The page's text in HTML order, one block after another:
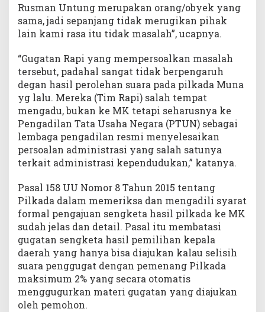
Rusman Untung merupakan orang/obyek yang
sama, jadi sepanjang tidak merugikan pihak
lain kami rasa itu tidak masalah”, ucapnya.
“Gugatan Rapi yang mempersoalkan masalah
tersebut, padahal sangat tidak berpengaruh
degan hasil perolehan suara pada pilkada Muna
yg lalu. Mereka (Tim Rapi) salah tempat
mengadu, bukan ke MK tetapi seharusnya ke
Pengadilan Tata Usaha Negara (PTUN) sebagai
lembaga pengadilan resmi menyelesaikan
persoalan administrasi yang salah satunya
terkait administrasi kependudukan,” katanya.
Pasal 158 UU Nomor 8 Tahun 2015 tentang
Pilkada dalam memeriksa dan mengadili syarat
formal pengajuan sengketa hasil pilkada ke MK
sudah jelas dan detail. Pasal itu membatasi
gugatan sengketa hasil pemilihan kepala
daerah yang hanya bisa diajukan kalau selisih
suara penggugat dengan pemenang Pilkada
maksimum 2% yang secara otomatis
menggugurkan materi gugatan yang diajukan
oleh pemohon.